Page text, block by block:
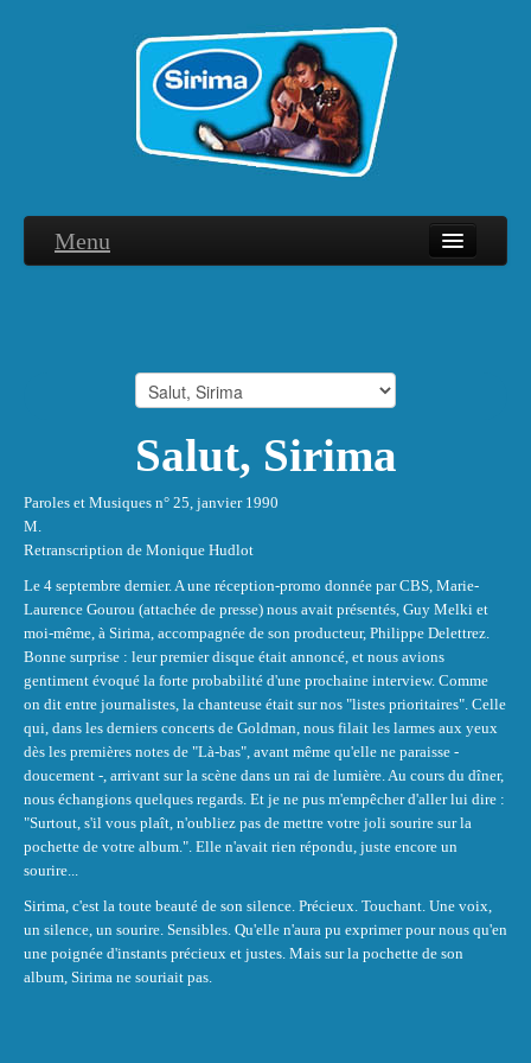
Menu
Photographies
Salut, Sirima
Paroles et Musiques n° 25, janvier 1990
M.
Retranscription de Monique Hudlot
Le 4 septembre dernier. A une réception-promo donnée par CBS, Marie-
Laurence Gourou (attachée de presse) nous avait présentés, Guy Melki et
moi-même, à Sirima, accompagnée de son producteur, Philippe Delettrez.
Bonne surprise : leur premier disque était annoncé, et nous avions
gentiment évoqué la forte probabilité d'une prochaine interview. Comme
on dit entre journalistes, la chanteuse était sur nos "listes prioritaires". Celle
qui, dans les derniers concerts de Goldman, nous filait les larmes aux yeux
dès les premières notes de "Là-bas", avant même qu'elle ne paraisse -
doucement -, arrivant sur la scène dans un rai de lumière. Au cours du dîner,
nous échangions quelques regards. Et je ne pus m'empêcher d'aller lui dire :
"Surtout, s'il vous plaît, n'oubliez pas de mettre votre joli sourire sur la
pochette de votre album.". Elle n'avait rien répondu, juste encore un
sourire...
Sirima, c'est la toute beauté de son silence. Précieux. Touchant. Une voix,
un silence, un sourire. Sensibles. Qu'elle n'aura pu exprimer pour nous qu'en
une poignée d'instants précieux et justes. Mais sur la pochette de son
album, Sirima ne souriait pas.